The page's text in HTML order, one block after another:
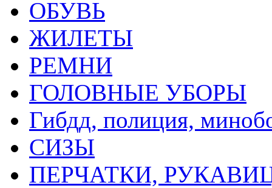
ОБУВЬ
ЖИЛЕТЫ
РЕМНИ
ГОЛОВНЫЕ УБОРЫ
Гибдд, полиция,
СИЗЫ
ПЕРЧАТКИ,